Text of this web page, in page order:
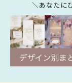
＼あなたに